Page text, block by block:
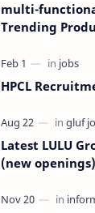
multi-
Trending
HPCL
Latest LULU
(new openings)